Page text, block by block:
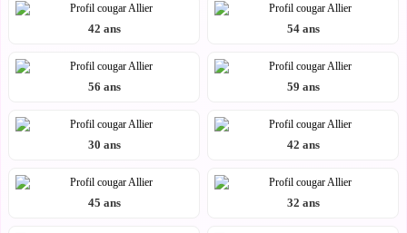
42 ans 54 ans
56 ans 59 ans
30 ans 42 ans
45 ans 32 ans